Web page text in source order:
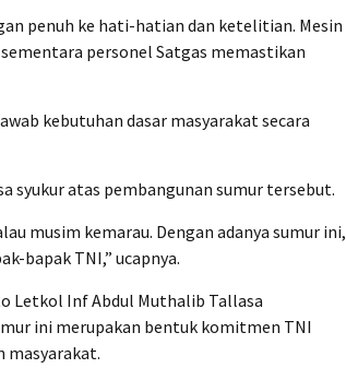
penuh ke hati-hatian dan ketelitian. Mesin
personel Satgas memastikan
kebutuhan dasar masyarakat secara
syukur atas pembangunan sumur tersebut.
musim kemarau. Dengan adanya sumur ini,
bapak TNI,” ucapnya.
Letkol Inf Abdul Muthalib Tallasa
ini merupakan bentuk komitmen TNI
masyarakat.